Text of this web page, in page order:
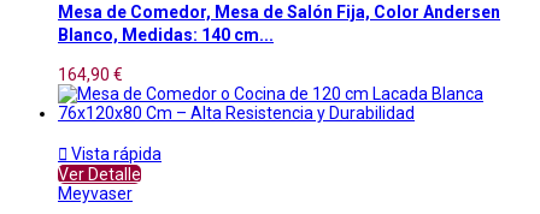
Mesa de Comedor, Mesa de Salón Fija, Color Andersen
Blanco, Medidas: 140 cm...
164,90 €
 Vista rápida
Ver Detalle
Meyvaser